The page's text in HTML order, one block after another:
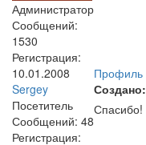
Администратор
Сообщений:
1530
Регистрация:
10.01.2008
Профиль
Sergey
Посетитель
Сообщений: 48
Регистрация:
Создано:
Спасибо!